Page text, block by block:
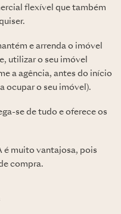
flexível que também
e arrenda o imóvel
utilizar o seu imóvel
a agência, antes do início
ocupar o seu imóvel).
se de tudo e oferece os
é muito vantajosa, pois
compra.